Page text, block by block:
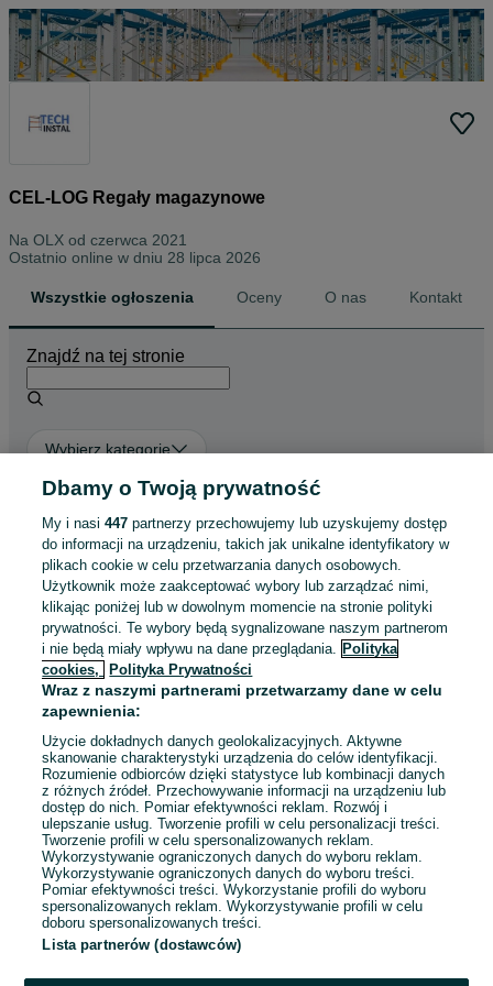
CEL-LOG Regały magazynowe
Na OLX od czerwca 2021
Ostatnio online w dniu 28 lipca 2026
Wszystkie ogłoszenia Oceny O nas Kontakt
Znajdź na tej stronie
Wybierz kategorię
ZNALEŹLIŚMY 0
Sortowanie Opcje przeglądania
Przepraszamy, nie znaleźliśmy tego,
czego szukasz.
Dbamy o Twoją prywatność
My i nasi447 partnerzy przechowujemy lub uzyskujemy dostęp
do informacji na urządzeniu, takich jak unikalne identyfikatory w
plikach cookie w celu przetwarzania danych osobowych.
Użytkownik może zaakceptować wybory lub zarządzać nimi,
klikając poniżej lub w dowolnym momencie na stronie polityki
prywatności. Te wybory będą sygnalizowane naszym partnerom
i nie będą miały wpływu na dane przeglądania. Polityka
cookies,
Polityka Prywatności
Wraz z naszymi partnerami przetwarzamy dane w celu
zapewnienia:
Użycie dokładnych danych geolokalizacyjnych. Aktywne
skanowanie charakterystyki urządzenia do celów identyfikacji.
Rozumienie odbiorców dzięki statystyce lub kombinacji danych
z różnych źródeł. Przechowywanie informacji na urządzeniu lub
dostęp do nich. Pomiar efektywności reklam. Rozwój i
ulepszanie usług. Tworzenie profili w celu personalizacji treści.
Tworzenie profili w celu spersonalizowanych reklam.
Wykorzystywanie ograniczonych danych do wyboru reklam.
Wykorzystywanie ograniczonych danych do wyboru treści.
Pomiar efektywności treści. Wykorzystanie profili do wyboru
spersonalizowanych reklam. Wykorzystywanie profili w celu
doboru spersonalizowanych treści.
Lista partnerów (dostawców)